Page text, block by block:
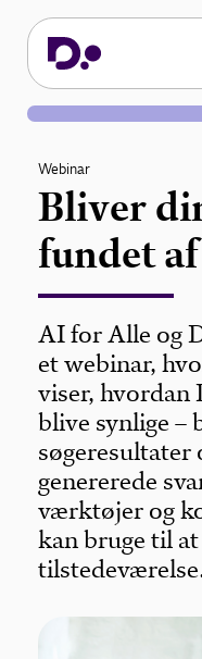
Webinar
Bliver
fundet
AI for Alle og
et webinar,
viser, hvordan
blive synlige –
søgeresultater
genererede
værktøjer og
kan bruge til